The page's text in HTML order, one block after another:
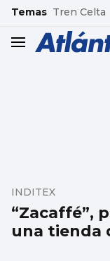
common.go-to-
Temas Tren Celta
“Zacaffé”,
una tienda
INDITEX